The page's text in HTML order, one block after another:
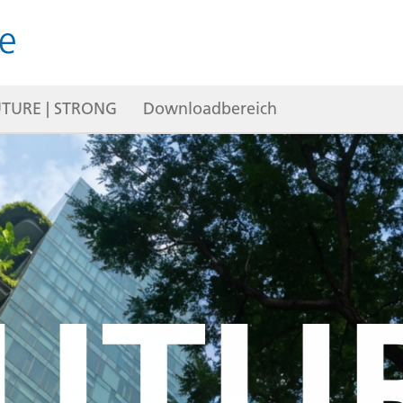
| STRONG Downloadbereich
Konzernabschluss Unternehmensführung